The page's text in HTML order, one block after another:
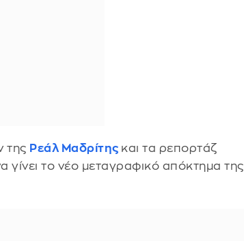
της Ρεάλ Μαδρίτης και τα ρεπορτάζ
γίνει το νέο μεταγραφικό απόκτημα της